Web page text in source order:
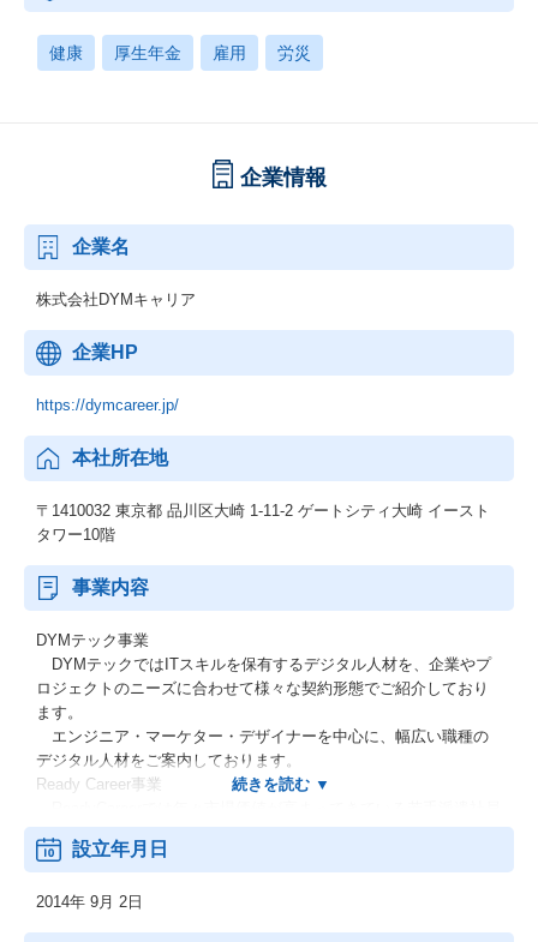
健康 厚生年金 雇用 労災
企業情報
企業名
株式会社DYMキャリア
企業HP
https://dymcareer.jp/
本社所在地
〒1410032 東京都 品川区大崎 1-11-2 ゲートシティ大崎 イースト
タワー10階
事業内容
DYMテック事業
DYMテックではITスキルを保有するデジタル人材を、企業やプ
ロジェクトのニーズに合わせて様々な契約形態でご紹介しており
ます。
エンジニア・マーケター・デザイナーを中心に、幅広い職種の
デジタル人材をご案内しております。
Ready Career事業
を中心に常用型派遣を行っております。
若手人材に特化した事務職派遣サービスです。
★同社は、多角的な事業展開を行うDYMグループの事業の中で
も、人材サービスの中核を担う会社として設立されました。
設立年月日
2014年 9月 2日